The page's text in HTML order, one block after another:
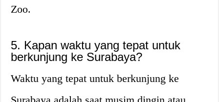
Zoo.
5. Kapan waktu yang tepat untuk
berkunjung ke Surabaya?
Waktu yang tepat untuk berkunjung ke